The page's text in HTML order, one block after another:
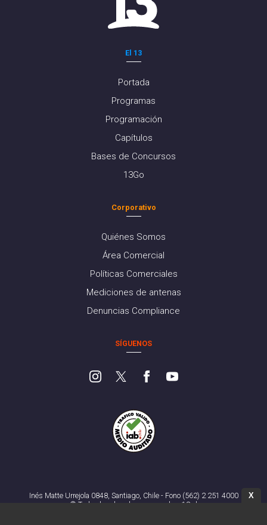
El 13
Portada
Programas
Programación
Capítulos
Bases de Concursos
13Go
Corporativo
Quiénes Somos
Área Comercial
Políticas Comerciales
Mediciones de antenas
Denuncias Compliance
SÍGUENOS
Inés Matte Urrejola 0848, Santiago, Chile - Fono (562) 2 251 4000
© Todos los derechos reservados. 13.cl
X